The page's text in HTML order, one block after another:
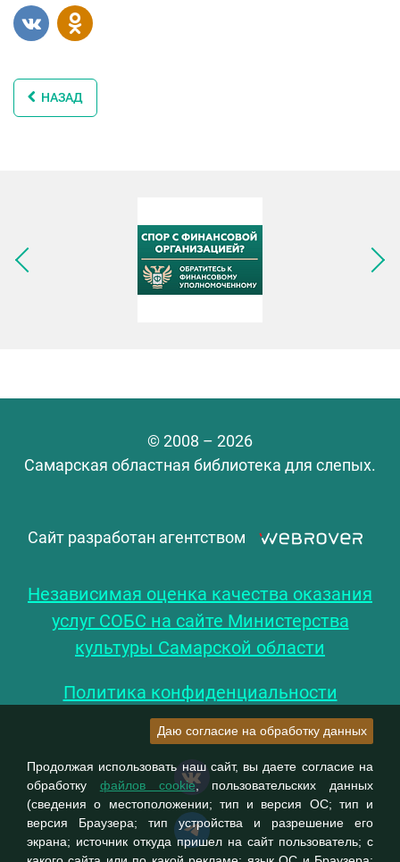
НАЗАД
Следующее изображение
© 2008 – 2026
Самарская областная библиотека для слепых.
Сайт разработан агентством
Независимая оценка качества оказания
услуг СОБС на сайте Министерства
культуры Самарской области
Политика конфиденциальности
Даю согласие на обработку данных
Продолжая использовать наш сайт, вы даете согласие на
обработку файлов cookie, пользовательских данных
(сведения о местоположении; тип и версия ОС; тип и
версия Браузера; тип устройства и разрешение его
экрана; источник откуда пришел на сайт пользователь; с